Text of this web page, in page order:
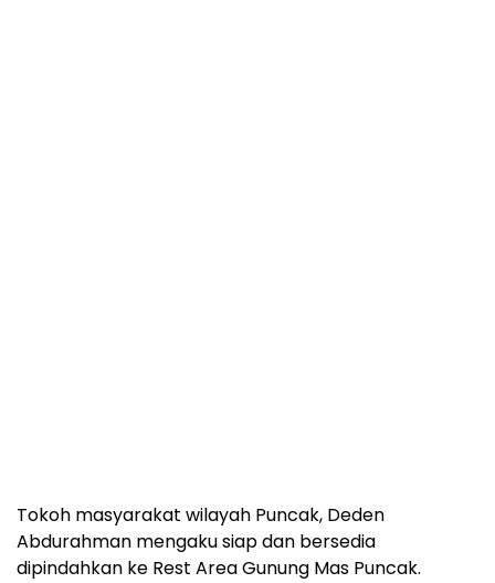
Tokoh masyarakat wilayah Puncak, Deden
Abdurahman mengaku siap dan bersedia
dipindahkan ke Rest Area Gunung Mas Puncak.